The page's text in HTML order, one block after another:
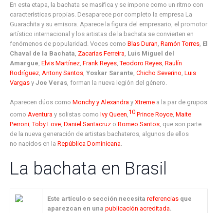
En esta etapa, la bachata se masifica y se impone como un ritmo con
características propias. Desaparece por completo la empresa La
Guarachita y su emisora. Aparece la figura del empresario, el promotor
artístico internacional y los artistas de la bachata se convierten en
fenómenos de popularidad. Voces comoBlas Duran ,Ramón Torres El
Chaval de la Bachata Zacarías Ferreira Luis Miguel del
Amargue ,Elvis Martínez ,Frank Reyes ,Teodoro Reyes ,Raulín
Rodríguez Antony Santos ,Yoskar Sarante ,Chicho Severino ,Luis
Vargas yJoe Veras , forman la nueva legión del género.
Aparecen dúos comoMonchy y Alexandra yXtreme a la par de grupos
comoAventura y solistas comoIvy Queen,10 ​Prince Royce,Maite
Perroni,Toby Love,Daniel Santacruz oRomeo Santos, que son parte
de la nueva generación de artistas bachateros, algunos de ellos
no nacidos en laRepública Dominicana.
La bachata en Brasil
Este artículo o sección necesitareferencias que
aparezcan en unapublicación acreditada.